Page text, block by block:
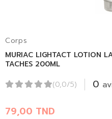
Corps
MURIAC LIGHTACT LOTION
TACHES 200ML
(0,0/5)
0
79,00 TND